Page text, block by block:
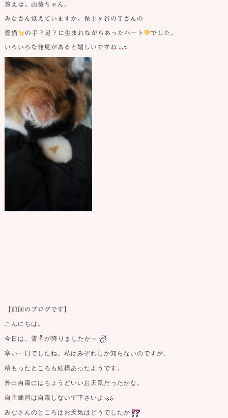
答えは、山葵ちゃん。
みなさん覚えていますか。保土ヶ谷のＴさんの
愛猫 の手？足？に生まれながらあったハート でした。
いろいろな発見があると嬉しいですね
【前回のブログです】
こんにちは。
今日は、雪 が降りましたか～
寒い一日でしたね。私はみぞれしか知らないのですが、
積もったところも結構あったようです。
外出自粛にはちょうどいいお天気だったかな。
自主練習は自粛しないで下さいよ
みなさんのところはお天気はどうでしたか